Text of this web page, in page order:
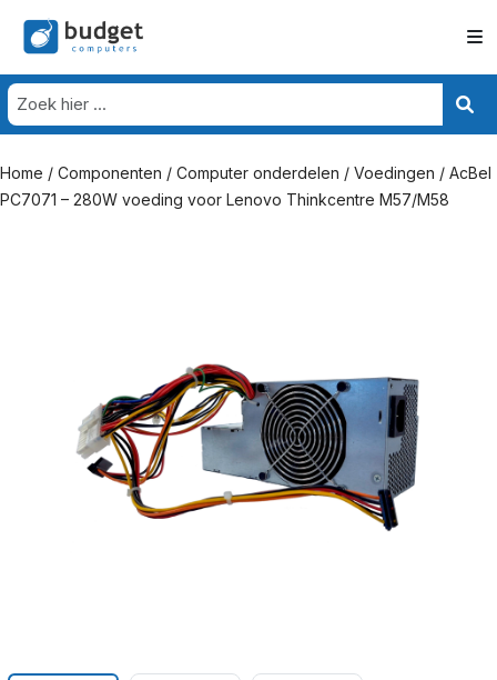
Home / Componenten / Computer onderdelen / Voedingen / AcBel
PC7071 – 280W voeding voor Lenovo Thinkcentre M57/M58